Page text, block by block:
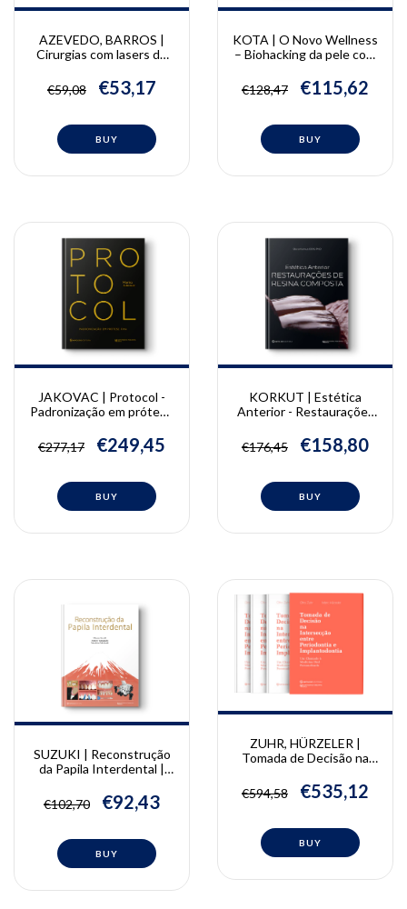
AZEVEDO, BARROS |
Cirurgias com lasers de
Luciane Hiramatsu
Azevedo, Juliana de
€59,08 €53,17
KOTA | O Novo Wellness
– Biohacking da pele com
regenerativos
€128,47 €115,62
JAKOVAC | Protocol -
Padronização em prótese
€277,17
€249,45
KORKUT | Estética
Anterior - Restaurações
Bora Korkut
€176,45 €158,80
SUZUKI | Reconstrução
da Papila Interdental |
Yamaguchi, Masahito
Takahashi
€102,70 €92,43
ZUHR, HÜRZELER |
Tomada de Decisão na
Periodontia e
Implantodontia | Otto
€594,58 €535,12